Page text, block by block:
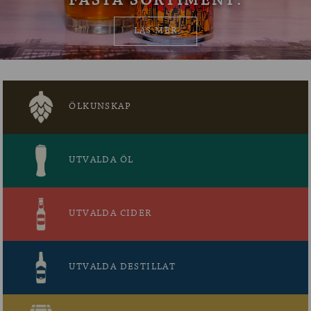
OM ÖLKOLLEN
KONTAKTA OSS
LÄS MER
ÖLKUNSKAP
UTVALDA ÖL
UTVALDA CIDER
UTVALDA DESTILLAT